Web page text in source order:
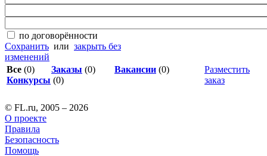
по договорённости
Сохранить или закрыть без
изменений
Все (0) Заказы (0) Вакансии (0)
Конкурсы (0)
Разместить
заказ
© FL.ru, 2005 – 2026
О проекте
Правила
Безопасность
Помощь